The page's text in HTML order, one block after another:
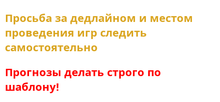
Просьба за дедлайном и местом
проведения игр следить
самостоятельно
Прогнозы делать строго по
шаблону!